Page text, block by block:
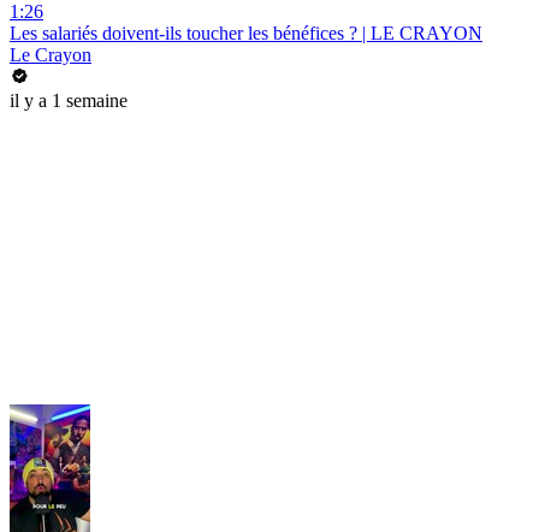
1:26
Les salariés doivent-ils toucher les bénéfices ? | LE CRAYON
Le Crayon
il y a 1 semaine